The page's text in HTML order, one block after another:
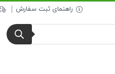
راهنمای ثبت سفارش